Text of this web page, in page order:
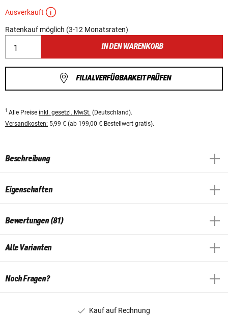
Ausverkauft
Ratenkauf möglich (3-12 Monatsraten)
IN DEN WARENKORB
FILIALVERFÜGBARKEIT PRÜFEN
1 Alle Preise inkl. gesetzl. MwSt. (Deutschland).
Versandkosten: 5,99 € (ab 199,00 € Bestellwert gratis).
Beschreibung
Eigenschaften
Bewertungen (81)
Alle Varianten
Noch Fragen?
Kauf auf Rechnung